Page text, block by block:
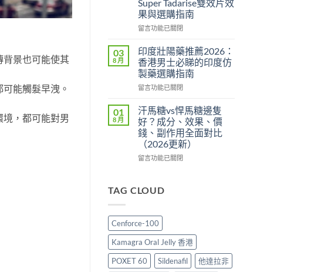
背景也可能使其
能觸髮早洩。
，都可能對男
印
度
版
售
價
比
較、
正
分
辨
與
購
指
度
版
價
2026：
香
港
哪
裡
最
划
算？
POXET-
與
比
正
貨
分
辨
指
南〉
Super Tadarise雙效片效
果與選購指南
在
效
犀
利
士
價
2026：
香
港
邊
買
Super
效
片
效
果
與
選
留言功能已關閉
03
8 月
印度壯陽藥推薦2026：
香港男士必睇的印度仿
製藥選購指南
在
度
壯
陽
藥
薦
港
必
睇
的
印
度
仿
留言功能已關閉
01
8 月
汗馬糖vs悍馬糖邊隻
好？成分、效果、價
錢、副作用全面對比
（2026更新）
在
糖
馬
糖
邊
隻
好？
成
留言功能已關閉
TAG CLOUD
Cenforce-100
Kamagra Oral Jelly 香港
POXET 60
Sildenafil
他達拉非